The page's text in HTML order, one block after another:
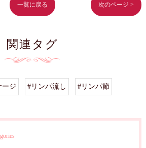
一覧に戻る 次のページ >
関連タグ
ージ #リンパ流し #リンパ節